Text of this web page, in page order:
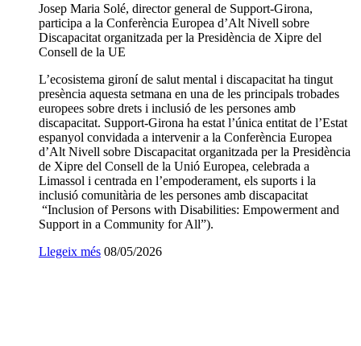
Josep Maria Solé, director general de Support-Girona,
participa a la Conferència Europea d’Alt Nivell sobre
Discapacitat organitzada per la Presidència de Xipre del
Consell de la UE
L’ecosistema gironí de salut mental i discapacitat ha tingut
presència aquesta setmana en una de les principals trobades
europees sobre drets i inclusió de les persones amb
discapacitat. Support-Girona ha estat l’única entitat de l’Estat
espanyol convidada a intervenir a la Conferència Europea
d’Alt Nivell sobre Discapacitat organitzada per la Presidència
de Xipre del Consell de la Unió Europea, celebrada a
Limassol i centrada en l’empoderament, els suports i la
inclusió comunitària de les persones amb discapacitat
“Inclusion of Persons with Disabilities: Empowerment and
Support in a Community for All”).
Llegeix més Data
08/05/2026